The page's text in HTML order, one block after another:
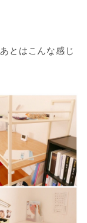
とはこんな感じ